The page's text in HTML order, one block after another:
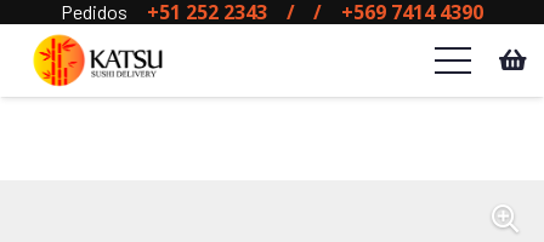
Pedidos +51 252 2343 / / +569 7414 4390